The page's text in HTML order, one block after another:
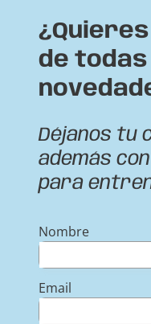
de todas
Déjanos tu
además
para
Nombre
Email